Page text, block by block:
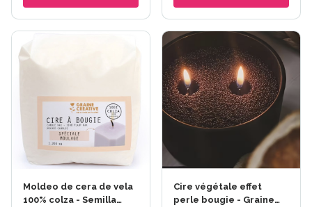
Moldeo de cera de vela
100% colza - Semilla
Cire végétale effet
perle bougie - Graine